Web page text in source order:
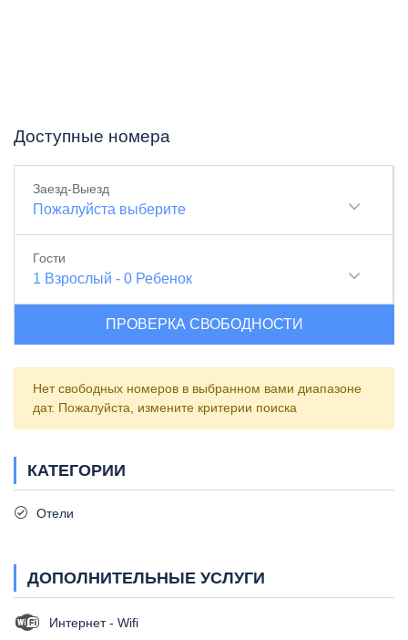
Доступные номера
Заезд-Выезд
Пожалуйста выберите
Гости
1 Взрослый - 0 Ребенок
ПРОВЕРКА СВОБОДНОСТИ
Нет свободных номеров в выбранном вами диапазоне
дат. Пожалуйста, измените критерии поиска
КАТЕГОРИИ
Отели
ДОПОЛНИТЕЛЬНЫЕ УСЛУГИ
Интернет - Wifi